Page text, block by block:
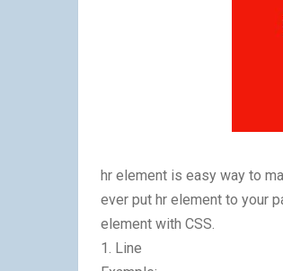
hr element is easy way to
ever put hr element to your
element with CSS.
1. Line